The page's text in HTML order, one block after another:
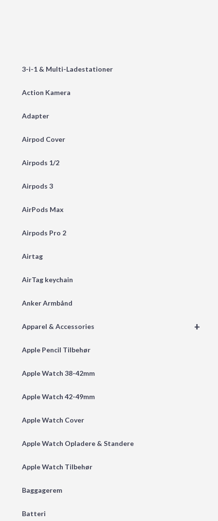
3-i-1 & Multi-Ladestationer
Action Kamera
Adapter
Airpod Cover
Airpods 1/2
Airpods 3
AirPods Max
Airpods Pro 2
Airtag
AirTag keychain
Anker Armbånd
+
Apparel & Accessories
Apple Pencil Tilbehør
Apple Watch 38-42mm
Apple Watch 42-49mm
Apple Watch Cover
Apple Watch Opladere & Standere
Apple Watch Tilbehør
Baggagerem
Batteri